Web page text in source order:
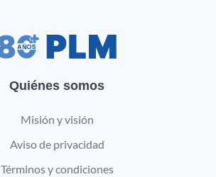
Quiénes somos
Misión y visión
Aviso de privacidad
Términos y condiciones